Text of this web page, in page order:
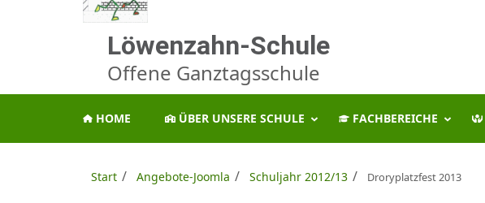
Löwenzahn-Schule
Offene Ganztagsschule
HOME ÜBER UNSERE SCHULE FACHBEREICHE
Start / Angebote-Joomla / Schuljahr 2012/13 / Droryplatzfest 2013